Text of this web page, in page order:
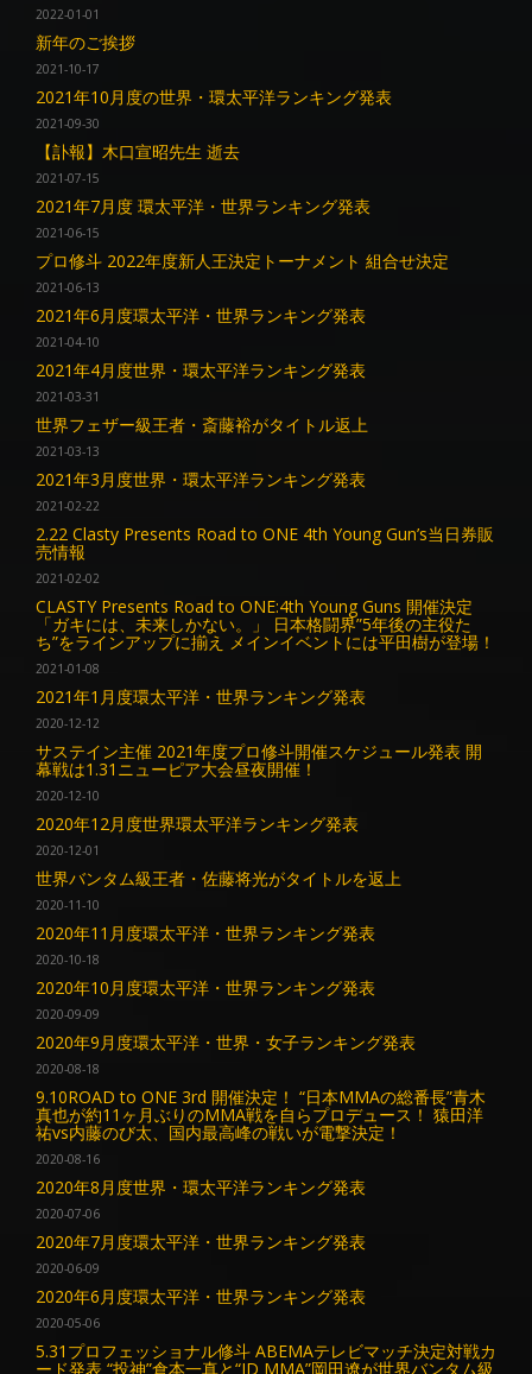
2022-01-01
新年のご挨拶
2021-10-17
2021年10月度の世界・環太平洋ランキング発表
2021-09-30
【訃報】木口宣昭先生 逝去
2021-07-15
2021年7月度 環太平洋・世界ランキング発表
2021-06-15
プロ修斗 2022年度新人王決定トーナメント 組合せ決定
2021-06-13
2021年6月度環太平洋・世界ランキング発表
2021-04-10
2021年4月度世界・環太平洋ランキング発表
2021-03-31
世界フェザー級王者・斎藤裕がタイトル返上
2021-03-13
2021年3月度世界・環太平洋ランキング発表
2021-02-22
2.22 Clasty Presents Road to ONE 4th Young Gun’s当日券販
売情報
2021-02-02
CLASTY Presents Road to ONE:4th Young Guns 開催決定
「ガキには、未来しかない。」 日本格闘界”5年後の主役た
ち”をラインアップに揃え メインイベントには平田樹が登場！
2021-01-08
2021年1月度環太平洋・世界ランキング発表
2020-12-12
サステイン主催 2021年度プロ修斗開催スケジュール発表 開
幕戦は1.31ニューピア大会昼夜開催！
2020-12-10
2020年12月度世界環太平洋ランキング発表
2020-12-01
世界バンタム級王者・佐藤将光がタイトルを返上
2020-11-10
2020年11月度環太平洋・世界ランキング発表
2020-10-18
2020年10月度環太平洋・世界ランキング発表
2020-09-09
2020年9月度環太平洋・世界・女子ランキング発表
2020-08-18
9.10ROAD to ONE 3rd 開催決定！ “日本MMAの総番長”青木
真也が約11ヶ月ぶりのMMA戦を自らプロデュース！ 猿田洋
祐vs内藤のび太、国内最高峰の戦いが電撃決定！
2020-08-16
2020年8月度世界・環太平洋ランキング発表
2020-07-06
2020年7月度環太平洋・世界ランキング発表
2020-06-09
2020年6月度環太平洋・世界ランキング発表
2020-05-06
5.31プロフェッショナル修斗 ABEMAテレビマッチ決定対戦カ
ード発表 “投神”倉本一真と“ID MMA”岡田遼が世界バンタム級